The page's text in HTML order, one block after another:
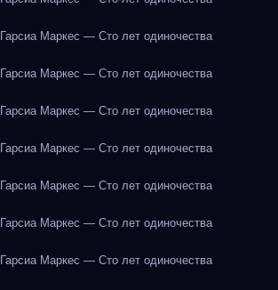
Маркес — Сто лет одиночества
Маркес — Сто лет одиночества
Маркес — Сто лет одиночества
Маркес — Сто лет одиночества
Маркес — Сто лет одиночества
Маркес — Сто лет одиночества
Маркес — Сто лет одиночества